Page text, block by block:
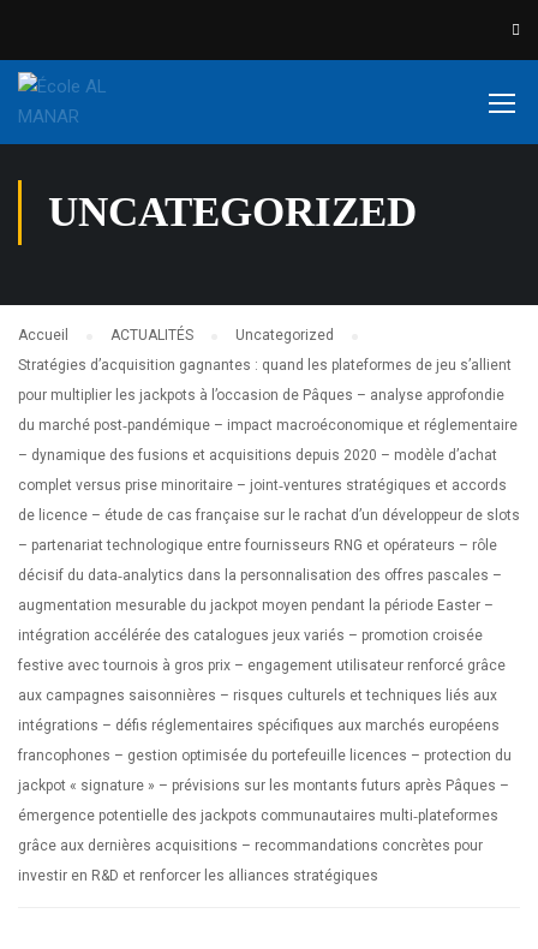
UNCATEGORIZED
Accueil ACTUALITÉS
Uncategorized
Stratégies d’acquisition gagnantes : quand les plateformes de jeu s’allient
pour multiplier les jackpots à l’occasion de Pâques – analyse approfondie
du marché post‑pandémique – impact macroéconomique et réglementaire
– dynamique des fusions et acquisitions depuis 2020 – modèle d’achat
complet versus prise minoritaire – joint‑ventures stratégiques et accords
de licence – étude de cas française sur le rachat d’un développeur de slots
– partenariat technologique entre fournisseurs RNG et opérateurs – rôle
décisif du data‑analytics dans la personnalisation des offres pascales –
augmentation mesurable du jackpot moyen pendant la période Easter –
intégration accélérée des catalogues jeux variés – promotion croisée
festive avec tournois à gros prix – engagement utilisateur renforcé grâce
aux campagnes saisonnières – risques culturels et techniques liés aux
intégrations – défis réglementaires spécifiques aux marchés européens
francophones – gestion optimisée du portefeuille licences – protection du
jackpot « signature » – prévisions sur les montants futurs après Pâques –
émergence potentielle des jackpots communautaires multi‑plateformes
grâce aux dernières acquisitions – recommandations concrètes pour
investir en R&D et renforcer les alliances stratégiques